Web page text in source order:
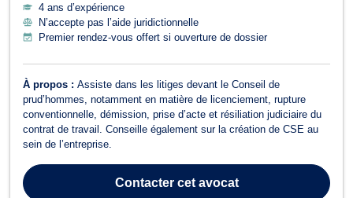
4 ans d’expérience
N’accepte pas l’aide juridictionnelle
Premier rendez-vous offert si ouverture de dossier
À propos : Assiste dans les litiges devant le Conseil de
prud’hommes, notamment en matière de licenciement, rupture
conventionnelle, démission, prise d’acte et résiliation judiciaire du
contrat de travail. Conseille également sur la création de CSE au
sein de l’entreprise.
Contactercet avocat